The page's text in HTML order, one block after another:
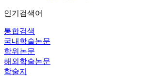
인기검색어
통합검색
국내학술논문
학위논문
해외학술논문
학술지